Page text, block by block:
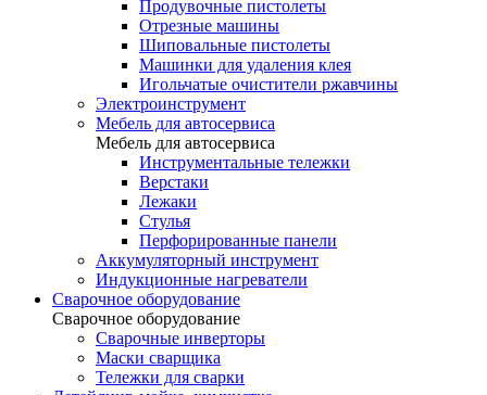
Продувочные пистолеты
Отрезные машины
Шиповальные пистолеты
Машинки для удаления клея
Игольчатые очистители ржавчины
Электроинструмент
Мебель для автосервиса
Мебель для автосервиса
Инструментальные тележки
Верстаки
Лежаки
Стулья
Перфорированные панели
Аккумуляторный инструмент
Индукционные нагреватели
Сварочное оборудование
Сварочное оборудование
Сварочные инверторы
Маски сварщика
Тележки для сварки